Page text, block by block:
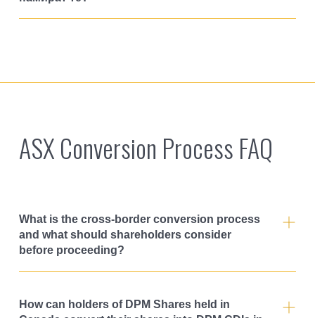
ASX Conversion Process FAQ
What is the cross-border conversion process
and what should shareholders consider
before proceeding?
How can holders of DPM Shares held in